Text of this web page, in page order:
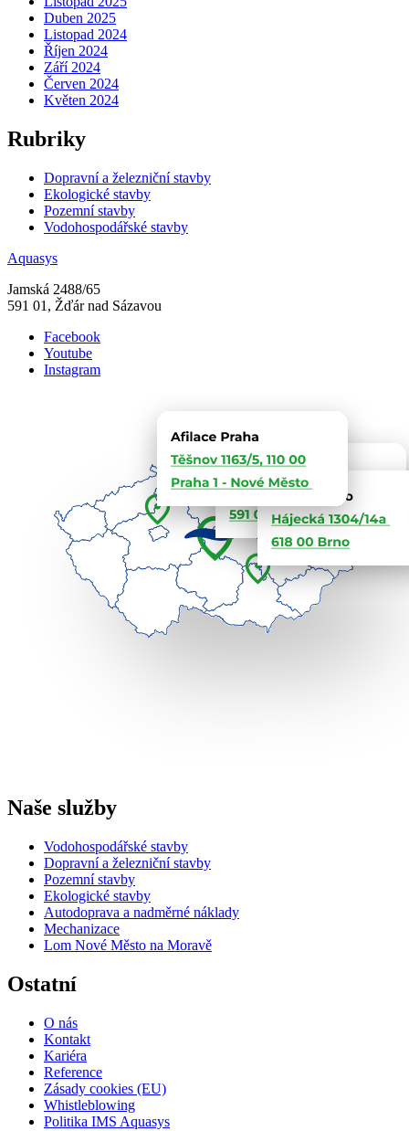
Duben 2025
Listopad 2024
Říjen 2024
Září 2024
Červen 2024
Květen 2024
Rubriky
Dopravní a železniční stavby
Ekologické stavby
Pozemní stavby
Vodohospodářské stavby
Aquasys
Jamská 2488/65
591 01, Žďár nad Sázavou
Facebook
Youtube
Instagram
Naše služby
Vodohospodářské stavby
Dopravní a železniční stavby
Pozemní stavby
Ekologické stavby
Autodoprava a nadměrné náklady
Mechanizace
Lom Nové Město na Moravě
Ostatní
O nás
Kontakt
Kariéra
Reference
Zásady cookies (EU)
Whistleblowing
Politika IMS Aquasys